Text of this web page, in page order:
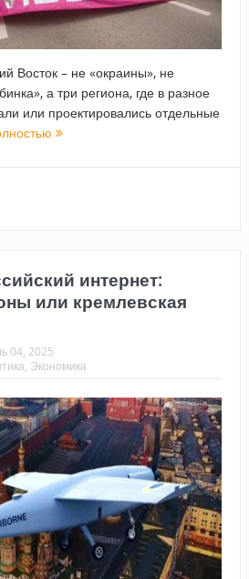
Восток – не «окраины», не
а три региона, где в разное
или проектировались отдельные
интернет:
или кремлевская
04, 2025
, Экономика